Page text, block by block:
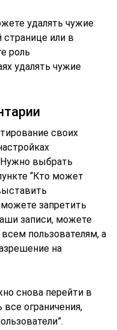
удалять чужие
или в
роль
удалять чужие
своих
выбрать
“Кто может
запретить
записи, можете
пользователям, а
на
снова перейти в
ограничения,